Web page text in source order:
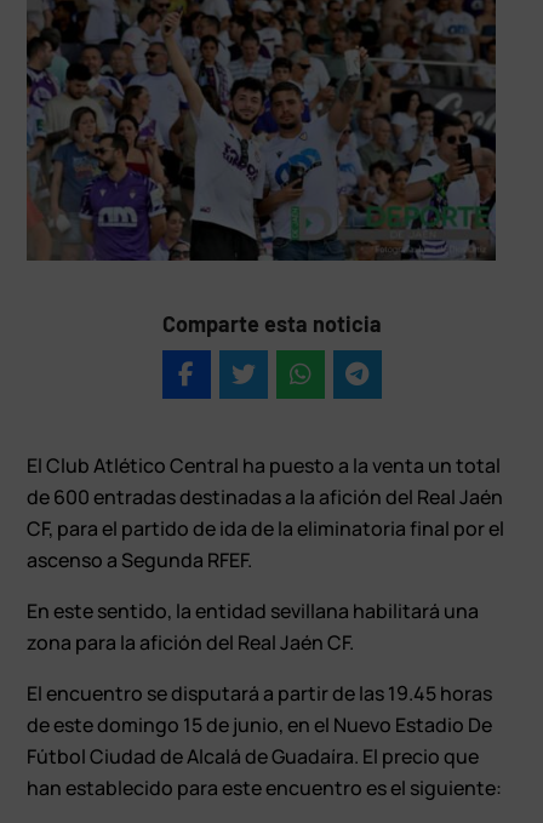
Comparte esta noticia
El Club Atlético Central ha puesto a la venta un total
de 600 entradas destinadas a la afición del Real Jaén
CF, para el partido de ida de la eliminatoria final por el
ascenso a Segunda RFEF.
En este sentido, la entidad sevillana habilitará una
zona para la afición del Real Jaén CF.
El encuentro se disputará a partir de las 19.45 horas
de este domingo 15 de junio, en el Nuevo Estadio De
Fútbol Ciudad de Alcalá de Guadaíra. El precio que
han establecido para este encuentro es el siguiente: